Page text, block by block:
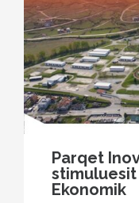
Parqet
Ekonomik